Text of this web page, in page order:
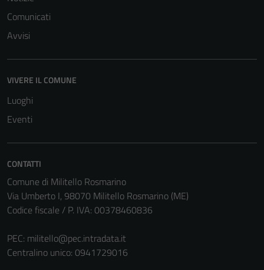
Comunicati
Avvisi
VIVERE IL COMUNE
Luoghi
Eventi
CONTATTI
Comune di Militello Rosmarino
Via Umberto I, 98070 Militello Rosmarino (ME)
Codice fiscale / P. IVA: 00378460836
PEC: militello@pec.intradata.it
Centralino unico: 0941729016